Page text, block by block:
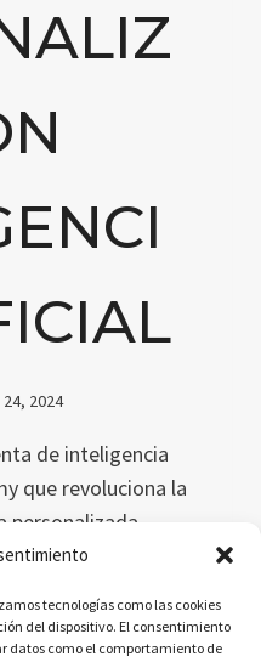
tecnologías como las cookies
del dispositivo. El consentimiento
datos como el comportamiento de
2024
de inteligencia
que revoluciona la
y se integra
para estudiantes y